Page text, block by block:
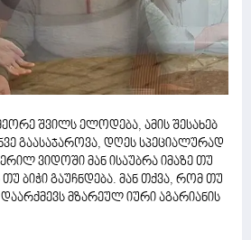
შვილს ელოდება, ამის შესახებ
გაასაჯაროვა, დღეს სპეციალურად
ვიდოში მან ისაუბრა იმაზე თუ
ბიჭი გაუჩნდება. მან თქვა, რომ თუ
დაარქმევს მზარეულ იური აგარიანის